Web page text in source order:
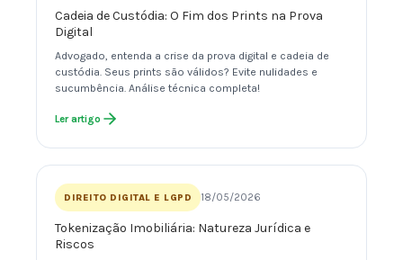
Cadeia de Custódia: O Fim dos Prints na Prova
Digital
Advogado, entenda a crise da prova digital e cadeia de
custódia. Seus prints são válidos? Evite nulidades e
sucumbência. Análise técnica completa!
Ler artigo
DIREITO DIGITAL E LGPD 18/05/2026
Tokenização Imobiliária: Natureza Jurídica e
Riscos